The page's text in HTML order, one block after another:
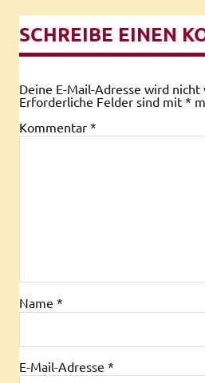
SCHREIBE EINEN
Deine E-Mail-Adresse wird
Erforderliche Felder sind mit *
Kommentar *
Name *
E-Mail-Adresse *